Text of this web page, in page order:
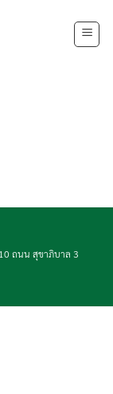
ถนน สุขาภิบาล 3